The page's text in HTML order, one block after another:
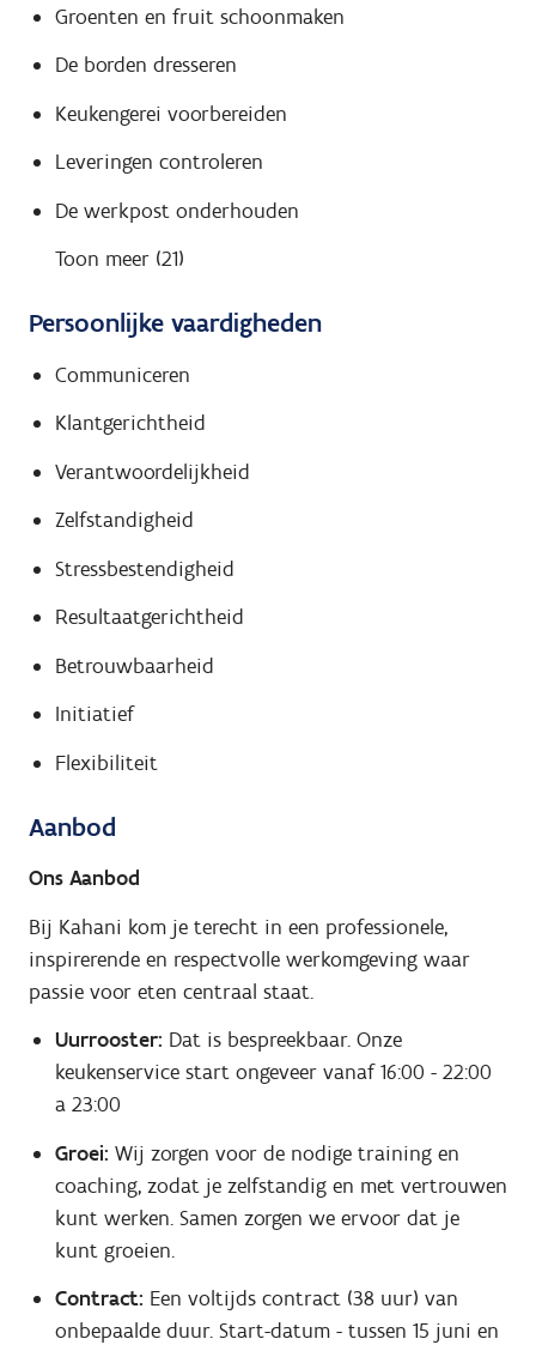
Groenten en fruit schoonmaken
De borden dresseren
Keukengerei voorbereiden
Leveringen controleren
De werkpost onderhouden
Toon meer (21)
Persoonlijke vaardigheden
Communiceren
Klantgerichtheid
Verantwoordelijkheid
Zelfstandigheid
Stressbestendigheid
Resultaatgerichtheid
Betrouwbaarheid
Initiatief
Flexibiliteit
Aanbod
Ons Aanbod
Bij Kahani kom je terecht in een professionele,
inspirerende en respectvolle werkomgeving waar
passie voor eten centraal staat.
Uurrooster: Dat is bespreekbaar. Onze
keukenservice start ongeveer vanaf 16:00 - 22:00
a 23:00
Groei: Wij zorgen voor de nodige training en
coaching, zodat je zelfstandig en met vertrouwen
kunt werken. Samen zorgen we ervoor dat je
kunt groeien.
Contract: Een voltijds contract (38 uur) van
onbepaalde duur. Start-datum - tussen 15 juni en